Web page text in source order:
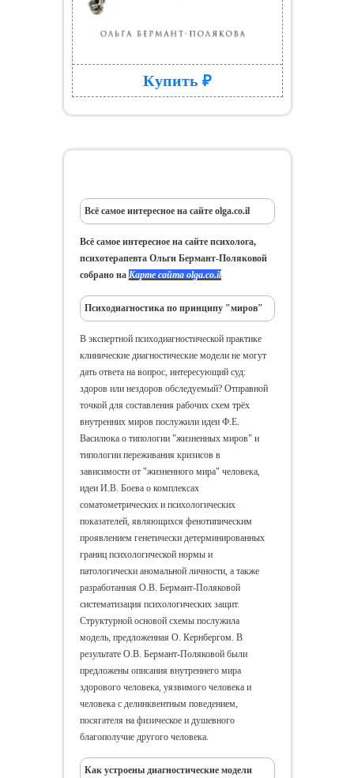
Купить ₽
Всё самое интересное на сайте olga.co.il
Всё самое интересное на сайте психолога,
психотерапевта Ольги Бермант-Поляковой
собрано на Карте сайта olga.co.il
Психодиагностика по принципу "миров"
В экспертной психодиагностической практике
клинические диагностические модели не могут
дать ответа на вопрос, интересующий суд:
здоров или нездоров обследуемый? Отправной
точкой для составления рабочих схем трёх
внутренних миров послужили идеи Ф.Е.
Василюка о типологии "жизненных миров" и
типологии переживания кризисов в
зависимости от "жизненного мира" человека,
идеи И.В. Боева о комплексах
соматометрических и психологических
показателей, являющихся фенотипическим
проявлением генетически детерминированных
границ психологической нормы и
патологически аномальной личности, а также
разработанная О.В. Бермант-Поляковой
систематизация психологических защит.
Структурной основой схемы послужила
модель, предложенная О. Кернбергом. В
результате О.В. Бермант-Поляковой были
предложены описания внутреннего мира
здорового человека, уязвимого человека и
человека с делинквентным поведением,
посягателя на физическое и душевного
благополучие другого человека.
Как устроены диагностические модели